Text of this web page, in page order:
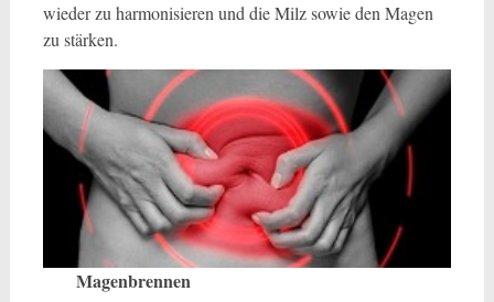
wieder zu harmonisieren und die Milz sowie den Magen
zu stärken.
Magenbrennen